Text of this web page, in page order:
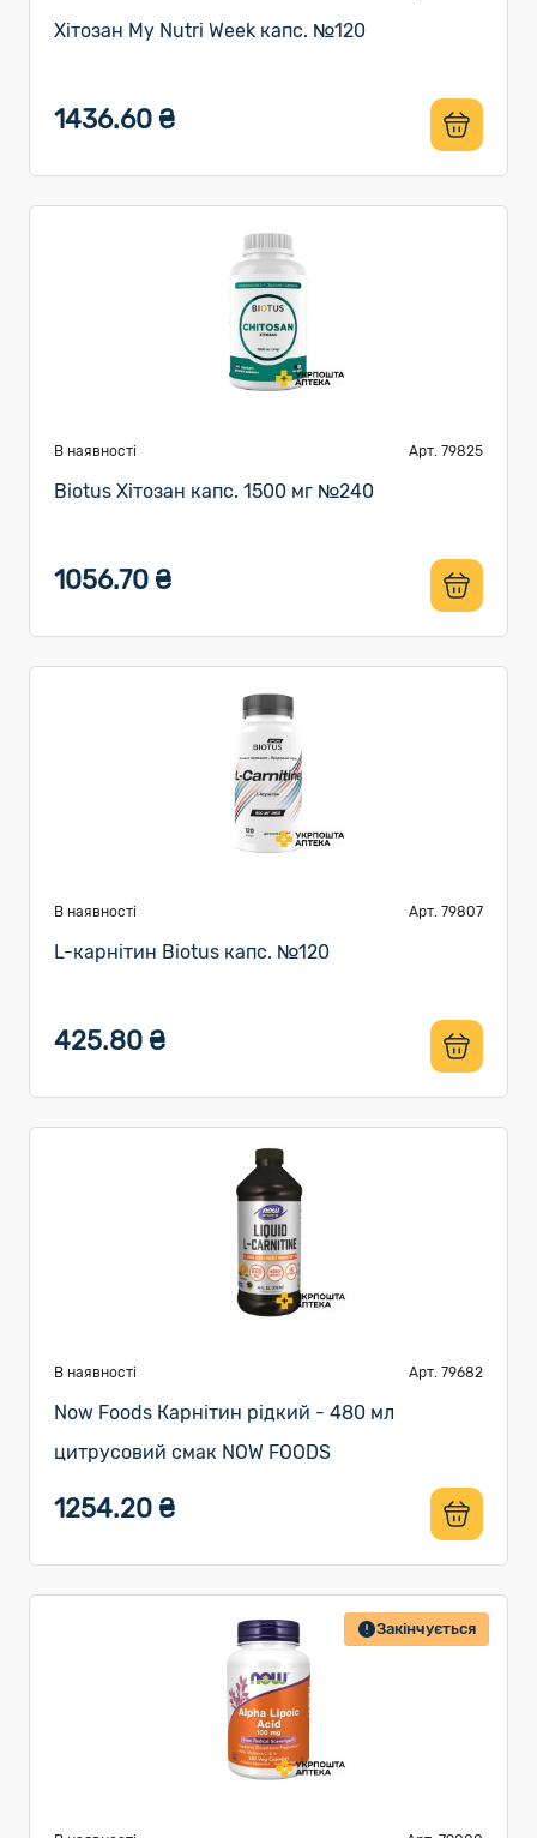
Хітозан My Nutri Week капс. №120
1436.60 ₴
В наявності Арт. 79825
Biotus Хітозан капс. 1500 мг №240
1056.70 ₴
В наявності Арт. 79807
L-карнітин Biotus капс. №120
425.80 ₴
В наявності Арт. 79682
Now Foods Карнітин рідкий - 480 мл
цитрусовий смак NOW FOODS
1254.20 ₴
Закінчується